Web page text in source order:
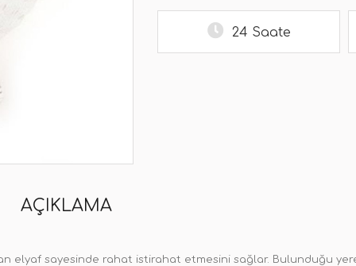
24 Saate
AÇIKLAMA
elyaf sayesinde rahat istirahat etmesini sağlar. Bulunduğu